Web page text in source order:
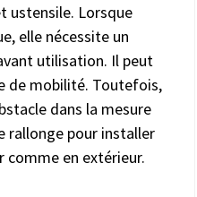
ustensile. Lorsque
elle nécessite un
utilisation. Il peut
de mobilité. Toutefois,
dans la mesure
rallonge pour installer
en extérieur.